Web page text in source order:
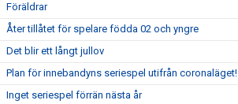
Föräldrar
Åter tillåtet för spelare födda 02 och yngre
Det blir ett långt jullov
Plan för innebandyns seriespel utifrån coronaläget!
Inget seriespel förrän nästa år